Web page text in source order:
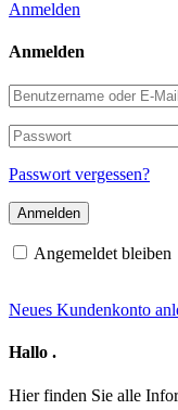
Anmelden
Anmelden
Benutzername
oder
E-
Mail-
Adresse
Passwort
Passwort vergessen?
Angemeldet bleiben
Neues Kundenkonto
Hallo .
Hier finden Sie alle